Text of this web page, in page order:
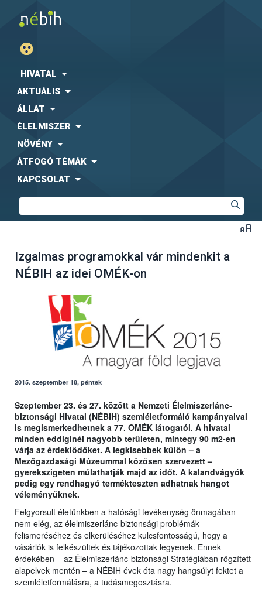
HIVATAL
AKTUÁLIS
ÁLLAT
ÉLELMISZER
NÖVÉNY
ÁTFOGÓ TÉMÁK
KAPCSOLAT
Izgalmas programokkal vár mindenkit a
NÉBIH az idei OMÉK-on
2015. szeptember 18, péntek
Szeptember 23. és 27. között a Nemzeti Élelmiszerlánc-
biztonsági Hivatal (NÉBIH) szemléletformáló kampányaival
is megismerkedhetnek a 77. OMÉK látogatói. A hivatal
minden eddiginél nagyobb területen, mintegy 90 m2-en
várja az érdeklődőket. A legkisebbek külön – a
Mezőgazdasági Múzeummal közösen szervezett –
gyerekszigeten múlathatják majd az időt. A kalandvágyók
pedig egy rendhagyó termékteszten adhatnak hangot
véleményüknek.
Felgyorsult életünkben a hatósági tevékenység önmagában
nem elég, az élelmiszerlánc-biztonsági problémák
felismeréséhez és elkerüléséhez kulcsfontosságú, hogy a
vásárlók is felkészültek és tájékozottak legyenek. Ennek
érdekében – az Élelmiszerlánc-biztonsági Stratégiában rögzített
alapelvek mentén – a NÉBIH évek óta nagy hangsúlyt fektet a
szemléletformálásra, a tudásmegosztásra.